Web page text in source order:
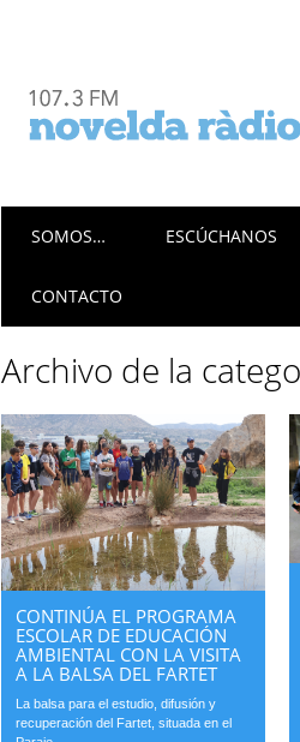
Menú principal
SOMOS… ESCÚCHANOS
CONTACTO
Archivo de la
CONTINÚA EL PROGRAMA
ESCOLAR DE EDUCACIÓN
AMBIENTAL CON LA VISITA
A LA BALSA DEL FARTET
La balsa para el estudio, difusión y
recuperación del Fartet, situada en el